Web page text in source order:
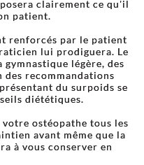
clairement ce qu'il
patient.
renforcés par le patient
lui prodiguera. Le
légère, des
des recommandations
du surpoids se
diététiques.
ostéopathe tous les
avant même que la
à vous conserver en